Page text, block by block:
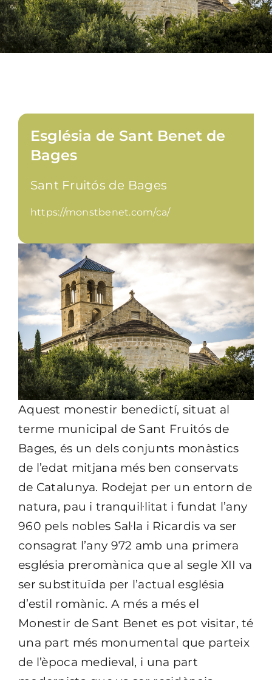
Església de Sant Benet de
Bages
Sant Fruitós de Bages
https://monstbenet.com/ca/
Aquest monestir benedictí, situat al
terme municipal de Sant Fruitós de
Bages, és un dels conjunts monàstics
de l’edat mitjana més ben conservats
de Catalunya. Rodejat per un entorn de
natura, pau i tranquil·litat i fundat l’any
960 pels nobles Sal·la i Ricardis va ser
consagrat l’any 972 amb una primera
església preromànica que al segle XII va
ser substituïda per l’actual església
d’estil romànic. A més a més el
Monestir de Sant Benet es pot visitar, té
una part més monumental que parteix
de l’època medieval, i una part